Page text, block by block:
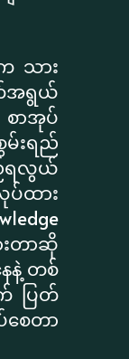
က သား
အရွယ်
အုပ်
းရည်
ရလွယ်
ပ်ထား
းတာဆို
နဲ့ တစ်
ပြတ်
ေတာ